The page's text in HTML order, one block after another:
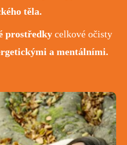
těla.
prostředky celkové očisty
a mentálními.